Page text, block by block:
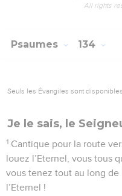
All rights
Psaumes 134
Seuls les Évangiles sont
Je le sais, le
1 Cantique pour la route
louez l’Eternel, vous tous
vous tenez tout au long de
l’Eternel !